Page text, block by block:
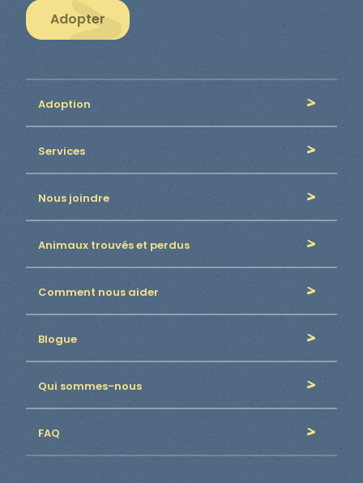
Adopter
Adoption
Services
Nous joindre
Animaux trouvés et perdus
Comment nous aider
Blogue
Qui sommes-nous
FAQ